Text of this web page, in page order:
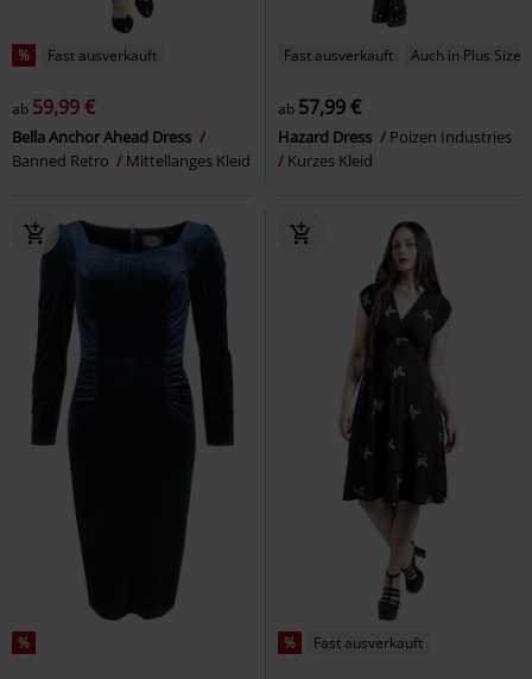
% Fast ausverkauft
ab 59,99 €
Bella Anchor Ahead Dress
Banned Retro
Mittellanges Kleid
Fast ausverkauft Auch in Plus Size
ab 57,99 €
Hazard Dress
Poizen Industries
Kurzes Kleid
% % Fast ausverkauft